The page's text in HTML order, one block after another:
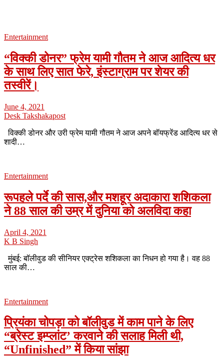
Entertainment
“विक्की डोनर” फ्रेम यामी गौतम ने आज आदित्य धर
के साथ लिए सात फेरे, इंस्टाग्राम पर शेयर की
तस्वीरें।
June 4, 2021
Desk Takshakapost
विक्की डोनर और उरी फ्रेम यामी गौतम ने आज अपने बॉयफ्रेंड आदित्य धर से
शादी…
Entertainment
रूपहले पर्दे की सास,और मशहूर अदाकारा शशिकला
ने 88 साल की उम्र में दुनिया को अलविदा कहा
April 4, 2021
K B Singh
मुंबई: बॉलीवुड की सीनियर एक्ट्रेस शशिकला का निधन हो गया है। वह 88
साल की…
Entertainment
प्रियंका चोपड़ा को बॉलीवुड में काम पाने के लिए
“ब्रेस्ट इम्प्लांट’ करवाने की सलाह मिली थी,
“Unfinished” में किया सांझा